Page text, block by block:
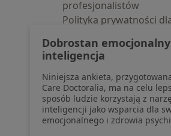
profesjonalistów
Polityka prywatności
pozyskaliśmy
Polityka cookies
Jak działają wyniki
Dostępność
O nas
Praca Rekrutujemy!
Dobrostan
inteligencja
Niniejsza ankieta,
Care Doctoralia, ma na celu
sposób ludzie korzystają z
inteligencji jako wsparcia dla
emocjonalnego i zdrowia